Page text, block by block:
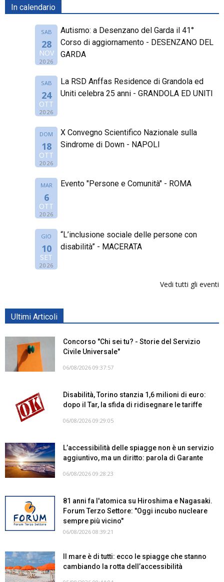
In calendario
SAB
28
NOV
2026
Autismo: a Desenzano del Garda il 41°
Corso di aggiornamento - DESENZANO DEL
GARDA
SAB
24
OTT
2026
La RSD Anffas Residence di Grandola ed
Uniti celebra 25 anni - GRANDOLA ED UNITI
DOM
18
OTT
2026
X Convegno Scientifico Nazionale sulla
Sindrome di Down - NAPOLI
MAR
6
OTT
2026
Evento "Persone e Comunità" - ROMA
GIO
10
SET
2026
“L’inclusione sociale delle persone con
disabilità” - MACERATA
Vedi tutti gli eventi
Ultimi Articoli
Concorso "Chi sei tu? - Storie del Servizio
Civile Universale"
06/08/2026 09:37:57
Disabilità, Torino stanzia 1,6 milioni di euro:
dopo il Tar, la sfida di ridisegnare le tariffe
06/08/2026 09:29:05
L’accessibilità delle spiagge non è un servizio
aggiuntivo, ma un diritto: parola di Garante
06/08/2026 09:28:23
81 anni fa l'atomica su Hiroshima e Nagasaki.
Forum Terzo Settore: "Oggi incubo nucleare
sempre più vicino"
06/08/2026 08:39:21
Il mare è di tutti: ecco le spiagge che stanno
cambiando la rotta dell’accessibilità